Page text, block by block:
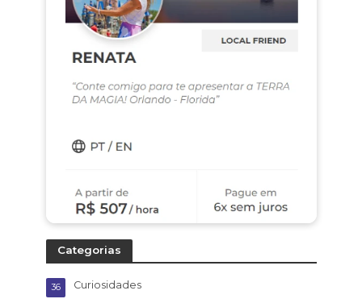
Categorias
Curiosidades
36